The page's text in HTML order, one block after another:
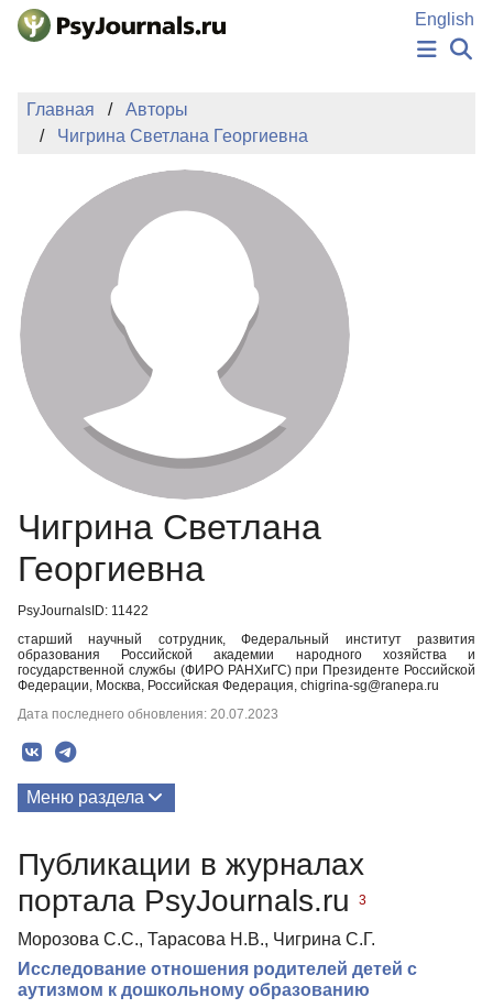
Перейти к основному содержанию
English
ИЗДАНИЯ
АВТОРЫ
ПОДАТЬ РУКОПИСЬ
БАЗА ЗНАНИЙ
КЛЮЧЕВЫЕ СЛОВА
Регистрация
Главная
Авторы
Чигрина Светлана Георгиевна
Чигрина Светлана
Георгиевна
PsyJournalsID: 11422
старший научный сотрудник, Федеральный институт развития
образования Российской академии народного хозяйства и
государственной службы (ФИРО РАНХиГС) при Президенте Российской
Федерации, Москва, Российская Федерация, chigrina-sg@ranepa.ru
Дата последнего обновления: 20.07.2023
Меню раздела
Публикации в журналах
портала PsyJournals.ru
3
Морозова С.С., Тарасова Н.В., Чигрина С.Г.
Исследование отношения родителей детей с
аутизмом к дошкольному образованию